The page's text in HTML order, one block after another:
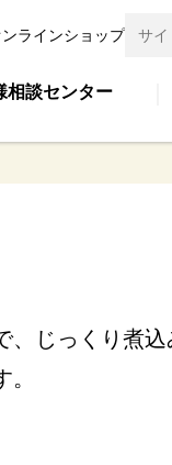
ンラインショップ
相談センター
、じっくり煮